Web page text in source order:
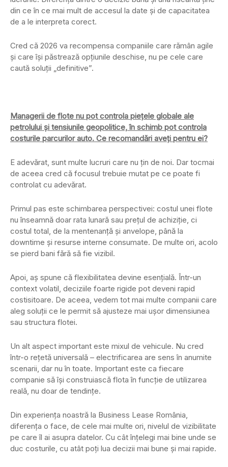
din ce în ce mai mult de accesul la date și de capacitatea
de a le interpreta corect.
Cred că 2026 va recompensa companiile care rămân agile
și care își păstrează opțiunile deschise, nu pe cele care
caută soluții „definitive”.
Managerii de flote nu pot controla piețele globale ale
petrolului și tensiunile geopolitice, în schimb pot controla
costurile parcurilor auto. Ce recomandări aveți pentru ei?
E adevărat, sunt multe lucruri care nu țin de noi. Dar tocmai
de aceea cred că focusul trebuie mutat pe ce poate fi
controlat cu adevărat.
Primul pas este schimbarea perspectivei: costul unei flote
nu înseamnă doar rata lunară sau prețul de achiziție, ci
costul total, de la mentenanță și anvelope, până la
downtime și resurse interne consumate. De multe ori, acolo
se pierd bani fără să fie vizibil.
Apoi, aș spune că flexibilitatea devine esențială. Într-un
context volatil, deciziile foarte rigide pot deveni rapid
costisitoare. De aceea, vedem tot mai multe companii care
aleg soluții ce le permit să ajusteze mai ușor dimensiunea
sau structura flotei.
Un alt aspect important este mixul de vehicule. Nu cred
într-o rețetă universală – electrificarea are sens în anumite
scenarii, dar nu în toate. Important este ca fiecare
companie să își construiască flota în funcție de utilizarea
reală, nu doar de tendințe.
Din experiența noastră la Business Lease România,
diferența o face, de cele mai multe ori, nivelul de vizibilitate
pe care îl ai asupra datelor. Cu cât înțelegi mai bine unde se
duc costurile, cu atât poți lua decizii mai bune și mai rapide.